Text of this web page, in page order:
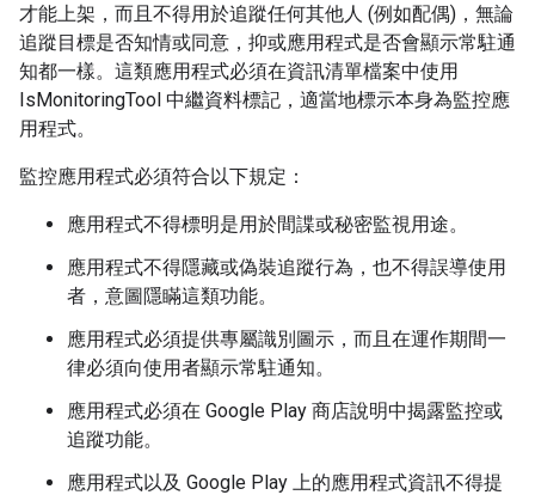
才能上架，而且不得用於追蹤任何其他人 (例如配偶)，無論
追蹤目標是否知情或同意，抑或應用程式是否會顯示常駐通
知都一樣。這類應用程式必須在資訊清單檔案中使用
IsMonitoringTool 中繼資料標記，適當地標示本身為監控應
用程式。
監控應用程式必須符合以下規定：
應用程式不得標明是用於間諜或秘密監視用途。
應用程式不得隱藏或偽裝追蹤行為，也不得誤導使用
者，意圖隱瞞這類功能。
應用程式必須提供專屬識別圖示，而且在運作期間一
律必須向使用者顯示常駐通知。
應用程式必須在 Google Play 商店說明中揭露監控或
追蹤功能。
應用程式以及 Google Play 上的應用程式資訊不得提